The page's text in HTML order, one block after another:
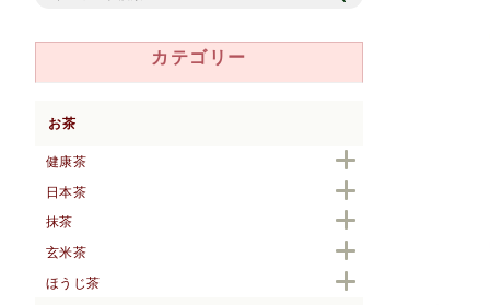
カテゴリー
お茶
健康茶
日本茶
抹茶
玄米茶
ほうじ茶